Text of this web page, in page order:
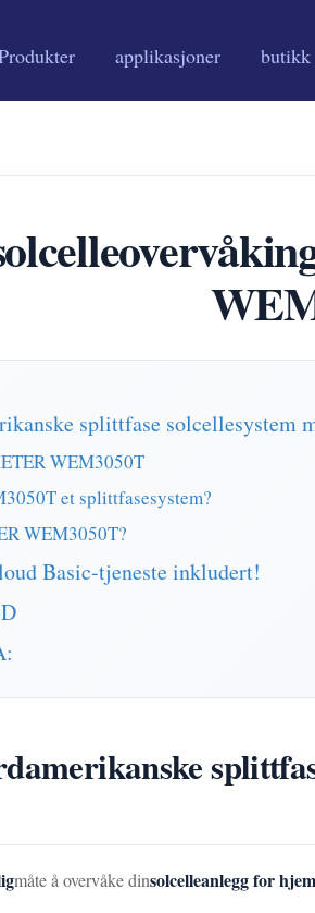
applikasjoner butikk
splittfase solcellesystem
WEM3050T
et splittfasesystem?
WEM3050T?
Basic-tjeneste inkludert!
måte å overvåke dinsolcelleanlegg for